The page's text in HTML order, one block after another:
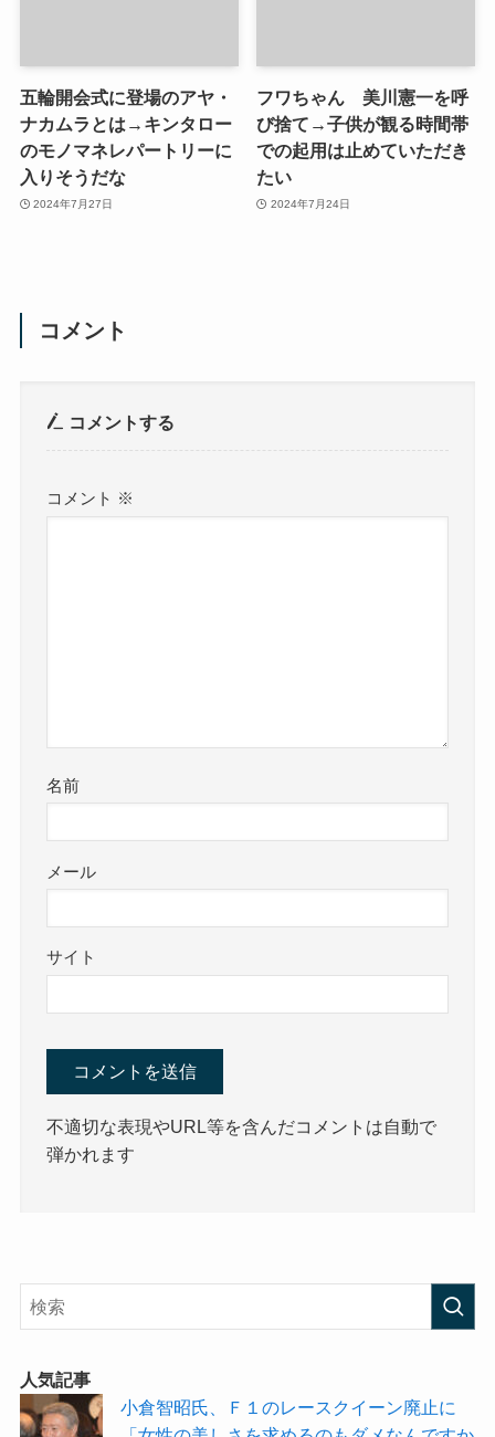
五輪開会式に登場のアヤ・
ナカムラとは→キンタロー
のモノマネレパートリーに
入りそうだな
2024年7月27日
フワちゃん 美川憲一を呼
び捨て→子供が観る時間帯
での起用は止めていただき
たい
2024年7月24日
コメント
コメントする
コメント ※
名前
メール
サイト
不適切な表現やURL等を含んだコメントは自動で
弾かれます
人気記事
小倉智昭氏、Ｆ１のレースクイーン廃止に